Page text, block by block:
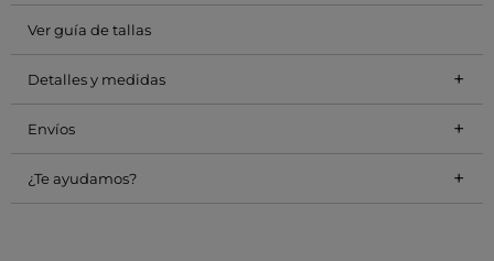
Ver guía de tallas
Detalles y medidas +
Envíos +
¿Te ayudamos? +